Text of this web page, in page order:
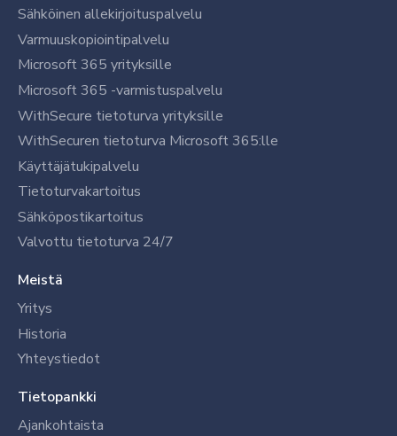
Sähköinen allekirjoituspalvelu
Varmuuskopiointipalvelu
Microsoft 365 yrityksille
Microsoft 365 -varmistuspalvelu
WithSecure tietoturva yrityksille
WithSecuren tietoturva Microsoft 365:lle
Käyttäjätukipalvelu
Tietoturvakartoitus
Sähköpostikartoitus
Valvottu tietoturva 24/7
Meistä
Yritys
Historia
Yhteystiedot
Tietopankki
Ajankohtaista